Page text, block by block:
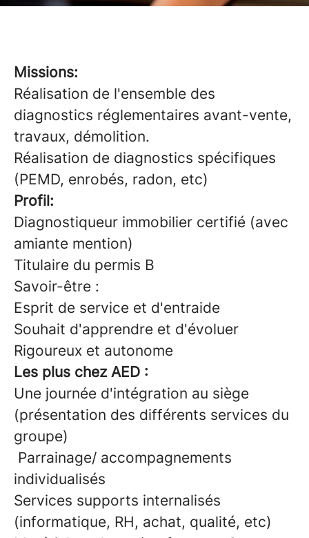
Missions:
Réalisation de l'ensemble des
diagnostics réglementaires avant-vente,
travaux, démolition.
Réalisation de diagnostics spécifiques
(PEMD, enrobés, radon, etc)
Profil:
Diagnostiqueur immobilier certifié (avec
amiante mention)
Titulaire du permis B
Savoir-être :
Esprit de service et d'entraide
Souhait d'apprendre et d'évoluer
Rigoureux et autonome
Les plus chez AED :
Une journée d'intégration au siège
(présentation des différents services du
groupe)
Parrainage/ accompagnements
individualisés
Services supports internalisés
(informatique, RH, achat, qualité, etc)